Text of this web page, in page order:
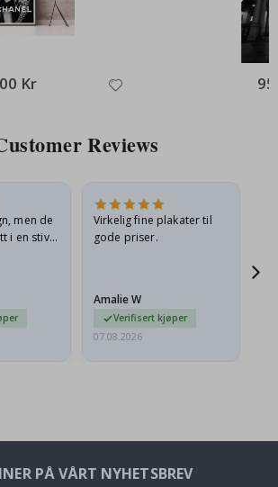
Kr
Reviews
men de
i en stiv
Virkelig fine plakater til
gode priser.
Amalie W
Verifisert kjøper
07.08.2026
PÅ VÅRT NYHETSBREV